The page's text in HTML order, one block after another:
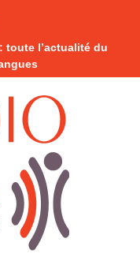
toute l’actualité du